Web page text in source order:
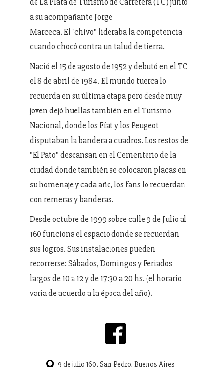
a su acompañante Jorge
Marceca. El "chivo" lideraba la competencia
cuando chocó contra un talud de tierra.
Nació el 15 de agosto de 1952 y debutó en el TC
el 8 de abril de 1984. El mundo tuerca lo
recuerda en su última etapa pero desde muy
joven dejó huellas también en el Turismo
Nacional, donde los Fíat y los Peugeot
disputaban la bandera a cuadros. Los restos de
"El Pato" descansan en el Cementerio de la
ciudad donde también se colocaron placas en
su homenaje y cada año, los fans lo recuerdan
con remeras y banderas.
Desde octubre de 1999 sobre calle 9 de Julio al
160 funciona el espacio donde se recuerdan
sus logros. Sus instalaciones pueden
recorrerse: Sábados, Domingos y Feriados
largos de 10 a 12 y de 17:30 a 20 hs. (el horario
varia de acuerdo a la época del año).
9 de julio 160, San Pedro, Buenos Aires